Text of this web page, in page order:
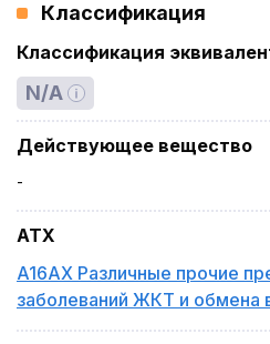
Классификация
Классификация
N/A
Действующее вещество
-
ATX
A16AX Различные прочие
заболеваний ЖКТ и обмена